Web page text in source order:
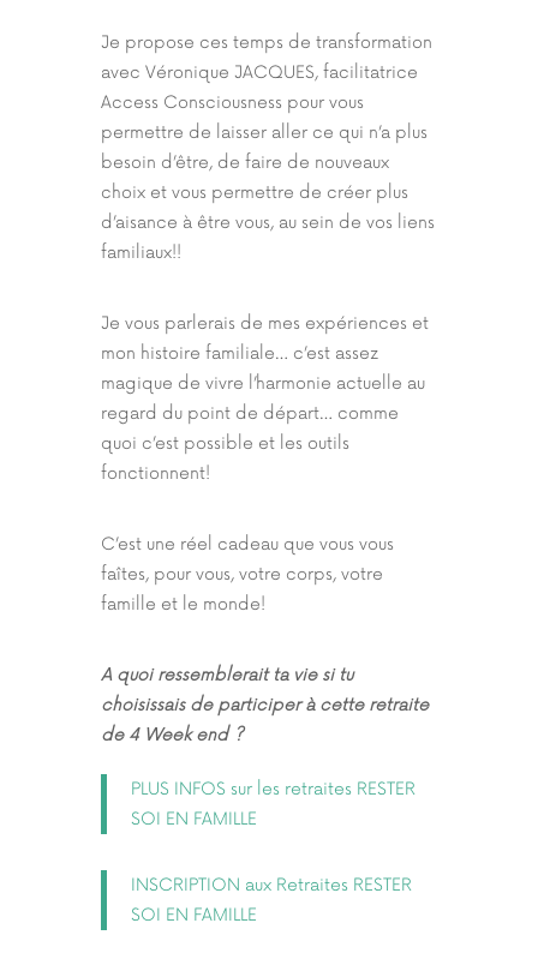
Je propose ces temps de transformation
avec Véronique JACQUES, facilitatrice
Access Consciousness pour vous
permettre de laisser aller ce qui n’a plus
besoin d’être, de faire de nouveaux
choix et vous permettre de créer plus
d’aisance à être vous, au sein de vos liens
familiaux!!
Je vous parlerais de mes expériences et
mon histoire familiale… c’est assez
magique de vivre l’harmonie actuelle au
regard du point de départ… comme
quoi c’est possible et les outils
fonctionnent!
C’est une réel cadeau que vous vous
faîtes, pour vous, votre corps, votre
famille et le monde!
A quoi ressemblerait ta vie si tu
choisissais de participer à cette retraite
de 4 Week end ?
PLUS INFOS sur les retraites RESTER
SOI EN FAMILLE
INSCRIPTION aux Retraites RESTER
SOI EN FAMILLE